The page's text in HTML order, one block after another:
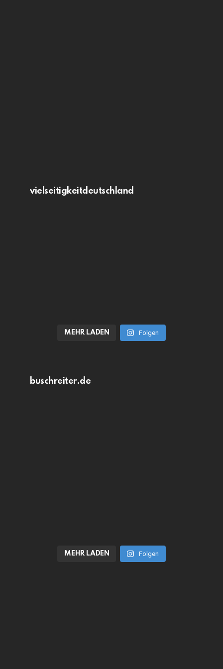
vielseitigkeitdeutschland
MEHR LADEN Folgen
buschreiter.de
MEHR LADEN Folgen